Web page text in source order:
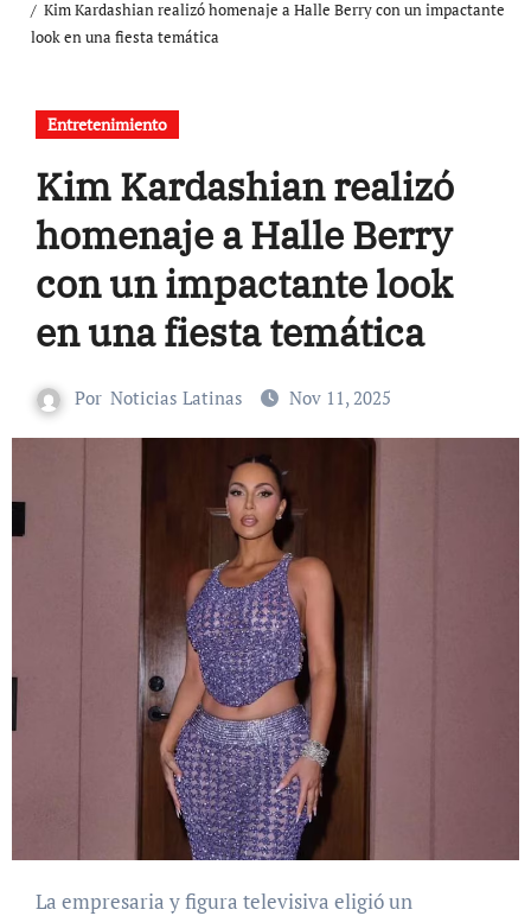
Kim Kardashian realizó homenaje a Halle Berry con un impactante
look en una fiesta temática
Entretenimiento
Kim Kardashian realizó
homenaje a Halle Berry
con un impactante look
en una fiesta temática
Por Noticias Latinas Nov 11, 2025
La empresaria y figura televisiva eligió un